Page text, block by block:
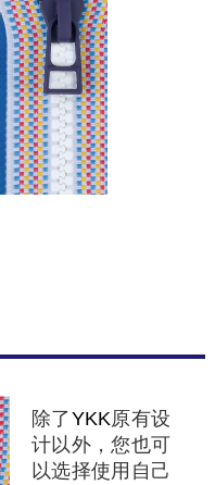
除了YKK原有设
计以外，您也可
以选择使用自己